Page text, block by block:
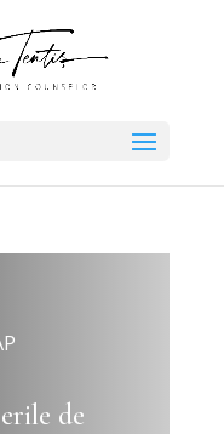
de